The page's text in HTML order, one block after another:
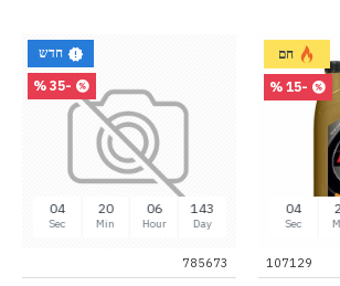
חם
-15 %
03
Sec
107129
חדש
-35 %
143
Day
06
Hour
20
Min
03
Sec
785673